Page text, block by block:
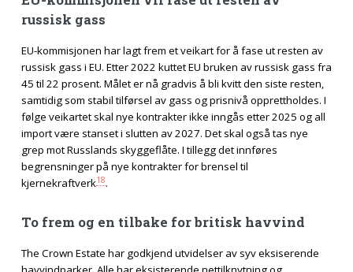
russisk gass
EU-kommisjonen har lagt frem et veikart for å fase ut resten av
russisk gass i EU. Etter 2022 kuttet EU bruken av russisk gass fra
45 til 22 prosent. Målet er nå gradvis å bli kvitt den siste resten,
samtidig som stabil tilførsel av gass og prisnivå opprettholdes. I
følge veikartet skal nye kontrakter ikke inngås etter 2025 og all
import være stanset i slutten av 2027. Det skal også tas nye
grep mot Russlands skyggeflåte. I tillegg det innføres
begrensninger på nye kontrakter for brensel til
kjernekraftverk18.
To frem og en tilbake for britisk havvind
The Crown Estate har godkjend utvidelser av syv eksiserende